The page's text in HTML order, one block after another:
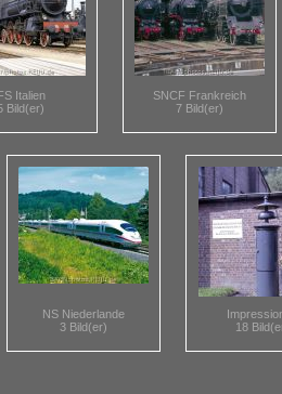
Italien
Bild(er)
SNCF Frankreich
7 Bild(er)
NS Niederlande
3 Bild(er)
18